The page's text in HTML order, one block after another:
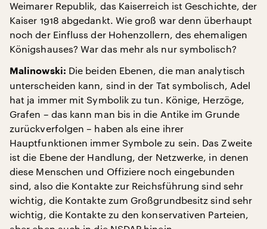
Weimarer Republik, das Kaiserreich ist Geschichte, der
Kaiser 1918 abgedankt. Wie groß war denn überhaupt
noch der Einfluss der Hohenzollern, des ehemaligen
Königshauses? War das mehr als nur symbolisch?
Malinowski: Die beiden Ebenen, die man analytisch
unterscheiden kann, sind in der Tat symbolisch, Adel
hat ja immer mit Symbolik zu tun. Könige, Herzöge,
Grafen – das kann man bis in die Antike im Grunde
zurückverfolgen – haben als eine ihrer
Hauptfunktionen immer Symbole zu sein. Das Zweite
ist die Ebene der Handlung, der Netzwerke, in denen
diese Menschen und Offiziere noch eingebunden
sind, also die Kontakte zur Reichsführung sind sehr
wichtig, die Kontakte zum Großgrundbesitz sind sehr
wichtig, die Kontakte zu den konservativen Parteien,